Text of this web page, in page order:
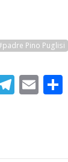
Pino Puglisi